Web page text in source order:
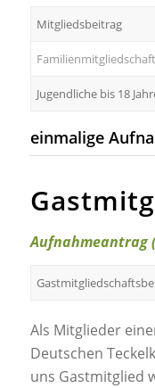
Mitgliedsbeitrag
Familienmitgliedschaft
Jugendliche bis 18
einmalige
Aufnahmeantrag
Als Mitglieder
Deutschen
uns Gastmitglied